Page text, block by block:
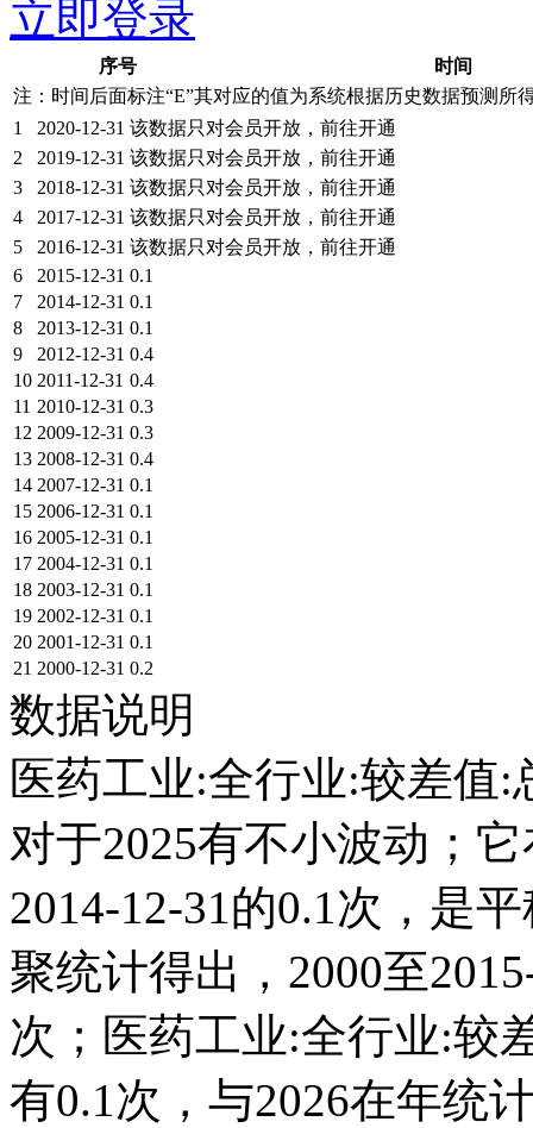
立即登录
序号
时间
注：时间后面标注“E”其对应的值为系统根据历史数据预测所
1
2020-12-31 该数据只对会员开放，前往开通
2
2019-12-31 该数据只对会员开放，前往开通
3
2018-12-31 该数据只对会员开放，前往开通
4
2017-12-31 该数据只对会员开放，前往开通
5
2016-12-31 该数据只对会员开放，前往开通
6
2015-12-31 0.1
7
2014-12-31 0.1
8
2013-12-31 0.1
9
2012-12-31 0.4
10 2011-12-31 0.4
11 2010-12-31 0.3
12 2009-12-31 0.3
13 2008-12-31 0.4
14 2007-12-31 0.1
15 2006-12-31 0.1
16 2005-12-31 0.1
17 2004-12-31 0.1
18 2003-12-31 0.1
19 2002-12-31 0.1
20 2001-12-31 0.1
21 2000-12-31 0.2
数据说明
医药工业:全行业:较差值
对于2025有不小波动；
2014-12-31的0.1次，是
聚统计得出，2000至
次；医药工业:全行业:较
有0.1次，与2026在年统